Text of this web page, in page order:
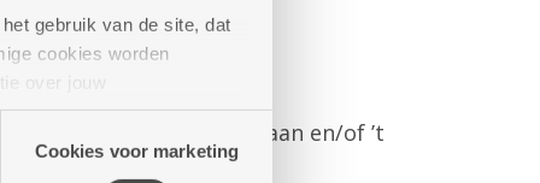
gebruik van de site, dat
cookies worden
over jouw
kunnen deze gegevens
Cookies voor marketing
00.
en/of De Zeelbaan en/of ’t